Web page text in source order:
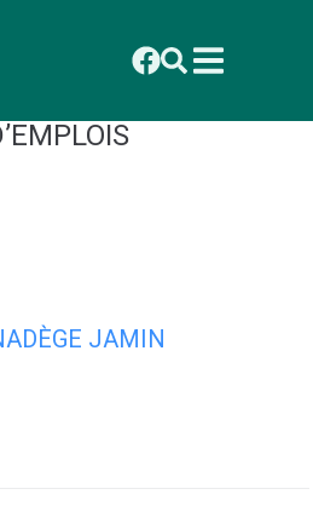
DU 27 OCTOBRE
2025_092
JAMIN